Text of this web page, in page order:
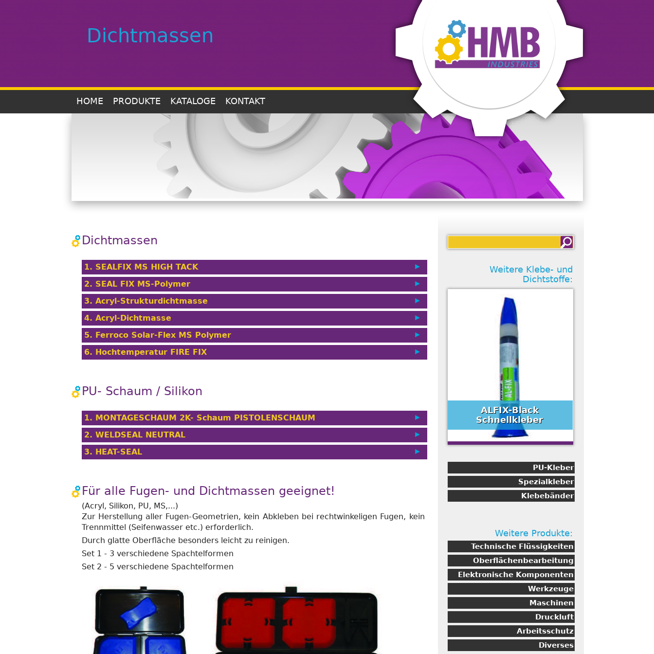
Dichtmassen
HOME PRODUKTE KATALOGE KONTAKT
Dichtmassen
1. SEALFIX MS HIGH TACK
2. SEAL FIX MS-Polymer
3. Acryl-Strukturdichtmasse
4. Acryl-Dichtmasse
5. Ferroco Solar-Flex MS Polymer
6. Hochtemperatur FIRE FIX
PU- Schaum / Silikon
1. MONTAGESCHAUM 2K- Schaum PISTOLENSCHAUM
2. WELDSEAL NEUTRAL
3. HEAT-SEAL
Für alle Fugen- und Dichtmassen geeignet!
(Acryl, Silikon, PU, MS,...)
Zur Herstellung aller Fugen-Geometrien, kein Abkleben bei rechtwinkeligen Fugen, kein
Trennmittel (Seifenwasser etc.) erforderlich.
Durch glatte Oberfläche besonders leicht zu reinigen.
Set 1 - 3 verschiedene Spachtelformen
Set 2 - 5 verschiedene Spachtelformen
Weitere Klebe- und
Dichtstoffe:
ALFIX-Black
Schnellkleber
PU-Kleber
Spezialkleber
Klebebänder
Weitere Produkte:
Technische Flüssigkeiten
Oberflächenbearbeitung
Elektronische Komponenten
Werkzeuge
Maschinen
Druckluft
Arbeitsschutz
Diverses